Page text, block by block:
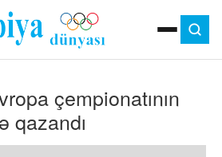
çempionatının
qazandı